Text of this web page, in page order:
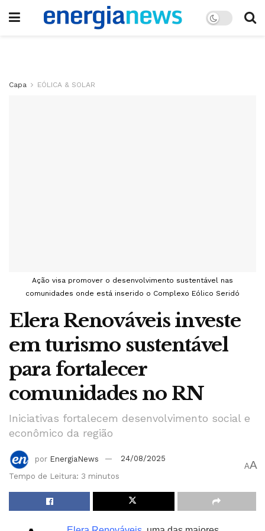
Capa EÓLICA & SOLAR
Ação visa promover o desenvolvimento sustentável nas
comunidades onde está inserido o Complexo Eólico Seridó
Elera Renováveis investe
em turismo sustentável
para fortalecer
comunidades no RN
Iniciativas fortalecem desenvolvimento social e
econômico da região
por EnergiaNews
24/08/2025
Tempo de Leitura: 3 minutos
AA